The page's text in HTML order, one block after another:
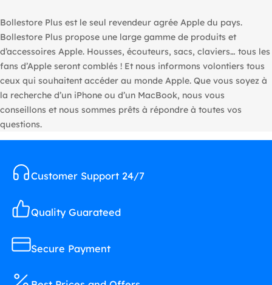
Bollestore Plus est le seul revendeur agrée Apple du pays.
Bollestore Plus propose une large gamme de produits et
d’accessoires Apple. Housses, écouteurs, sacs, claviers… tous les
fans d’Apple seront comblés ! Et nous informons volontiers tous
ceux qui souhaitent accéder au monde Apple. Que vous soyez à
la recherche d’un iPhone ou d’un MacBook, nous vous
conseillons et nous sommes prêts à répondre à toutes vos
questions.
Customer Support 24/7
Quality Guarateed
Secure Payment